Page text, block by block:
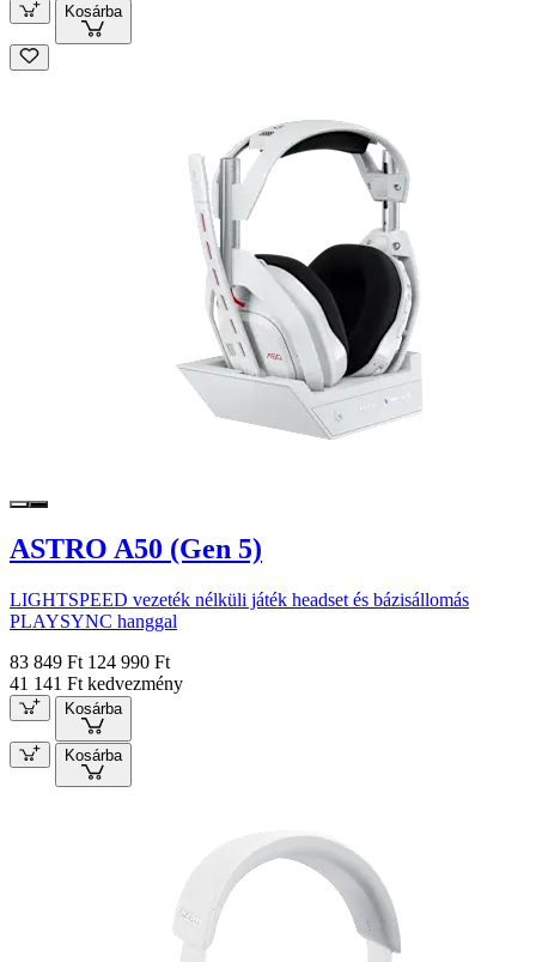
Kosárba
ASTRO A50 (Gen 5)
LIGHTSPEED vezeték nélküli játék headset és bázisállomás
PLAYSYNC hanggal
83 849 Ft 124 990 Ft
41 141 Ft kedvezmény
Kosárba
Kosárba